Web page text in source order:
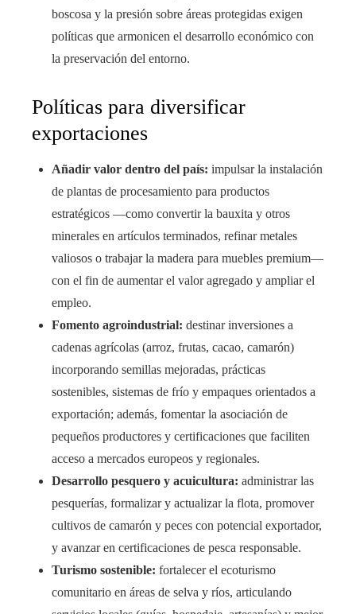
boscosa y la presión sobre áreas protegidas exigen
políticas que armonicen el desarrollo económico con
la preservación del entorno.
Políticas para diversificar
exportaciones
Añadir valor dentro del país: impulsar la instalación
de plantas de procesamiento para productos
estratégicos —como convertir la bauxita y otros
minerales en artículos terminados, refinar metales
valiosos o trabajar la madera para muebles premium—
con el fin de aumentar el valor agregado y ampliar el
empleo.
Fomento agroindustrial: destinar inversiones a
cadenas agrícolas (arroz, frutas, cacao, camarón)
incorporando semillas mejoradas, prácticas
sostenibles, sistemas de frío y empaques orientados a
exportación; además, fomentar la asociación de
pequeños productores y certificaciones que faciliten
acceso a mercados europeos y regionales.
Desarrollo pesquero y acuicultura: administrar las
pesquerías, formalizar y actualizar la flota, promover
cultivos de camarón y peces con potencial exportador,
y avanzar en certificaciones de pesca responsable.
Turismo sostenible: fortalecer el ecoturismo
comunitario en áreas de selva y ríos, articulando